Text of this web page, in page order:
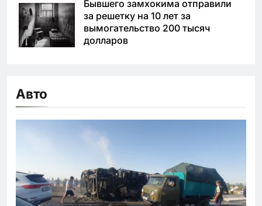
Бывшего замхокима отправили
за решетку на 10 лет за
вымогательство 200 тысяч
долларов
Авто